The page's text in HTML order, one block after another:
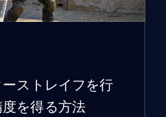
ストレイフを行
を得る方法